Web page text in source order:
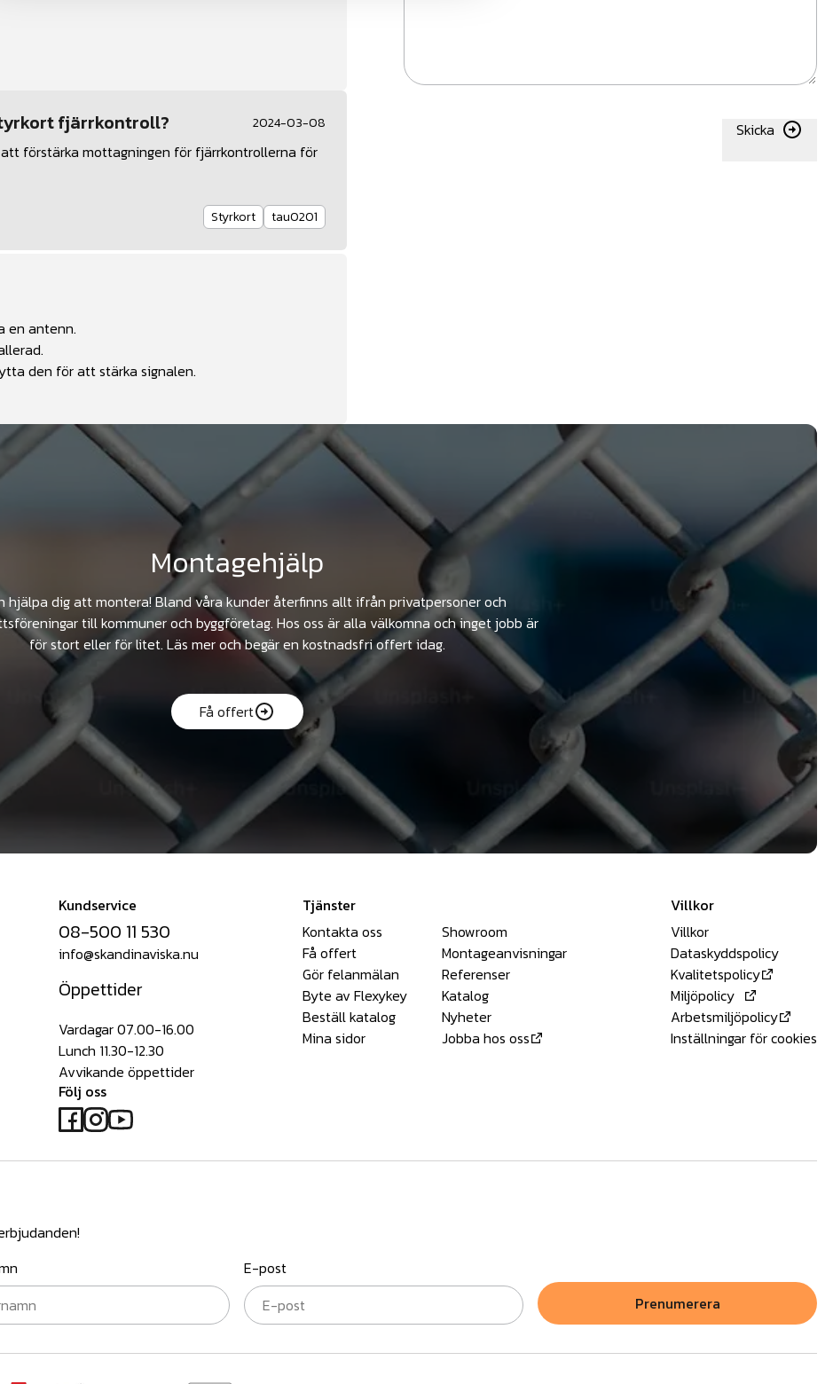
2024-03-08
fjärrkontroll?
förstärka mottagningen för fjärrkontrollerna för
Styrkort tau0201
en antenn.
den för att stärka signalen.
Skicka
Montagehjälp
hjälpa dig att montera! Bland våra kunder återfinns allt ifrån privatpersoner och
till kommuner och byggföretag. Hos oss är alla välkomna och inget jobb är
för stort eller för litet. Läs mer och begär en kostnadsfri offert idag.
Få offert
Kundservice
08-500 11 530
info@skandinaviska.nu
Öppettider
Vardagar 07.00-16.00
Lunch 11.30-12.30
Avvikande öppettider
Följ oss
Tjänster
Kontakta oss
Få offert
Gör felanmälan
Byte av Flexykey
Beställ katalog
Mina sidor
Showroom
Montageanvisningar
Referenser
Katalog
Nyheter
Jobba hos oss
Villkor
Villkor
Dataskyddspolicy
Kvalitetspolicy
Miljöpolicy
Arbetsmiljöpolicy
Inställningar för cookies
E-post
Prenumerera